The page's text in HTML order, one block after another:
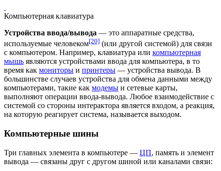
Компьютерная клавиатура
Устройства ввода/вывода — это аппаратные средства,
используемые человеком[20] (или другой системой) для связи
с компьютером. Например, клавиатура или компьютерная
мышь являются устройствами ввода для компьютера, в то
время как мониторы и принтеры — устройства вывода. В
большинстве случаев устройства для обмена данными между
компьютерами, такие как модемы и сетевые карты,
выполняют операции ввода-вывода. Любое взаимодействие с
системой со стороны интерактора является входом, а реакция,
на которую реагирует система, называется выходом.
Компьютерные шины
Три главных элемента в компьютере — ЦП, память и элемент
вывода — связаны друг с другом шиной или каналами связи: